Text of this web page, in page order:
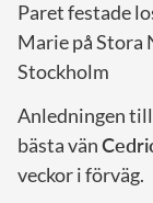
Paret festade
Marie på Stora
Stockholm
Anledningen till
bästa vän
veckor i förväg.